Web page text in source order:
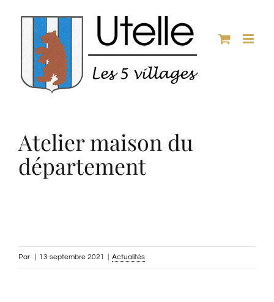
contenu
Atelier maison du
département
Par 13 septembre 2021 Actualités